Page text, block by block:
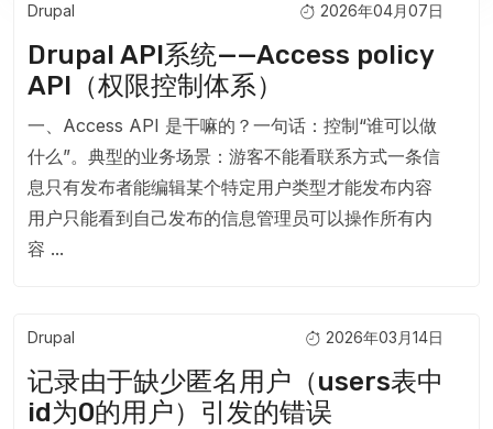
主页内容
Drupal 2026年04月07日
Drupal API系统——Access policy
API（权限控制体系）
一、Access API 是干嘛的？一句话：控制“谁可以做
什么”。典型的业务场景：游客不能看联系方式一条信
息只有发布者能编辑某个特定用户类型才能发布内容
用户只能看到自己发布的信息管理员可以操作所有内
容 ...
Drupal 2026年03月14日
记录由于缺少匿名用户（users表中
id为0的用户）引发的错误